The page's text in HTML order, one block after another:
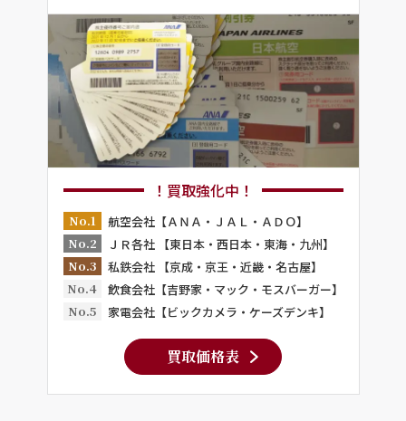
！買取強化中！
No.1
航空会社【ＡＮＡ・ＪＡＬ・ＡＤＯ】
No.2
ＪＲ各社 【東日本・西日本・東海・九州】
No.3
私鉄会社 【京成・京王・近畿・名古屋】
No.4
飲食会社【吉野家・マック・モスバーガー】
No.5
家電会社【ビックカメラ・ケーズデンキ】
買取価格表